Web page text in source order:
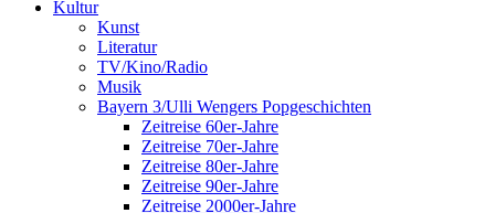
Kultur
Kunst
Literatur
TV/Kino/Radio
Musik
Bayern 3/Ulli Wengers Popgeschichten
Zeitreise 60er-Jahre
Zeitreise 70er-Jahre
Zeitreise 80er-Jahre
Zeitreise 90er-Jahre
Zeitreise 2000er-Jahre